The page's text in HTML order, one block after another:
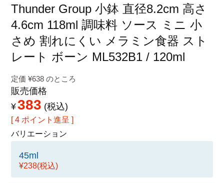
Thunder Group 小鉢 直径8.2cm 高さ
4.6cm 118ml 調味料 ソース ミニ 小
さめ 割れにくい メラミン食器 スト
レート ボーン ML532B1 / 120ml
定価 ¥638 のところ
販売価格
¥383 税込
4 ポイント進呈 ]
バリエーション
45ml
¥238(税込)